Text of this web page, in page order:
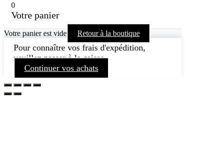
0
Votre panier
Votre panier est vide Retour à la boutique
Pour connaître vos frais d'expédition,
veuillez passer à la caisse.
Continuer vos achats